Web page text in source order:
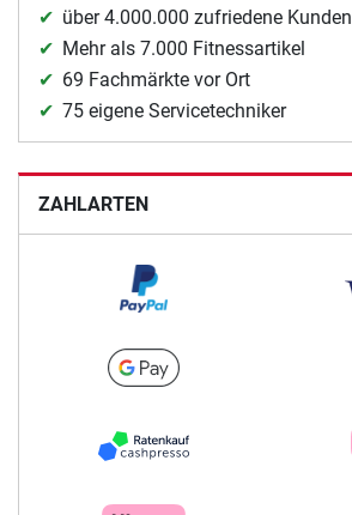
über 4.000.000 zufriedene Kunden
Mehr als 7.000 Fitnessartikel
69 Fachmärkte vor Ort
75 eigene Servicetechniker
ZAHLARTEN